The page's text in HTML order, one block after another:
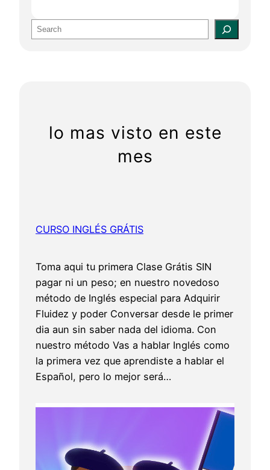
e
lo mas visto en este
mes
CURSO INGLÉS GRÁTIS
Toma aqui tu primera Clase Grátis SIN
pagar ni un peso; en nuestro novedoso
método de Inglés especial para Adquirir
Fluidez y poder Conversar desde le primer
dia aun sin saber nada del idioma. Con
nuestro método Vas a hablar Inglés como
la primera vez que aprendiste a hablar el
Español, pero lo mejor será…